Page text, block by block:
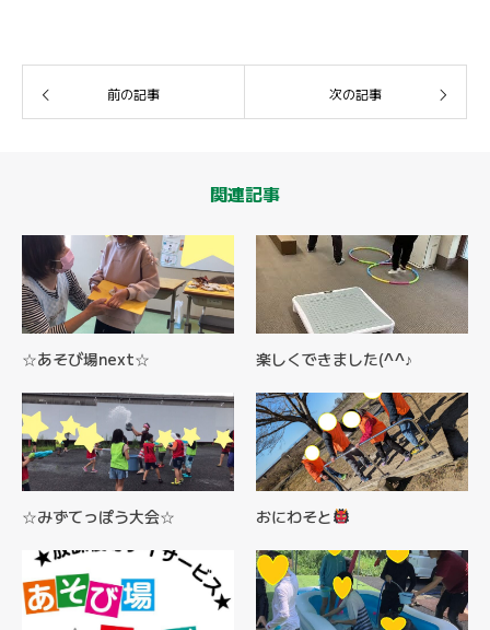
前の記事 次の記事
関連記事
☆あそび場next☆ 楽しくできました(^^♪
☆みずてっぽう大会☆ おにわそと